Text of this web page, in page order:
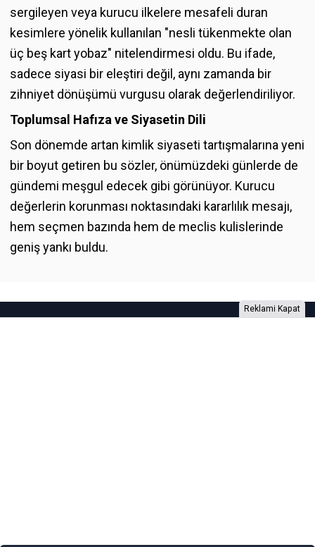
sergileyen veya kurucu ilkelere mesafeli duran
kesimlere yönelik kullanılan "nesli tükenmekte olan
üç beş kart yobaz" nitelendirmesi oldu. Bu ifade,
sadece siyasi bir eleştiri değil, aynı zamanda bir
zihniyet dönüşümü vurgusu olarak değerlendiriliyor.
Toplumsal Hafıza ve Siyasetin Dili
Son dönemde artan kimlik siyaseti tartışmalarına yeni
bir boyut getiren bu sözler, önümüzdeki günlerde de
gündemi meşgul edecek gibi görünüyor. Kurucu
değerlerin korunması noktasındaki kararlılık mesajı,
hem seçmen bazında hem de meclis kulislerinde
geniş yankı buldu.
Reklami Kapat
sunulmaktadır. Burada yer alan yorum ve tavsiyeler ise genel niteliktedir. Bu